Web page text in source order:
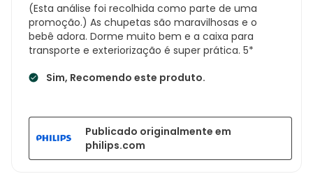
(Esta análise foi recolhida como parte de uma
promoção.) As chupetas são maravilhosas e o
bebê adora. Dorme muito bem e a caixa para
transporte e exteriorização é super prática. 5*
Sim, Recomendo este produto.
Publicado originalmente em
philips.com